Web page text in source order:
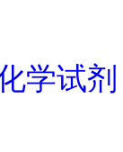
学试剂